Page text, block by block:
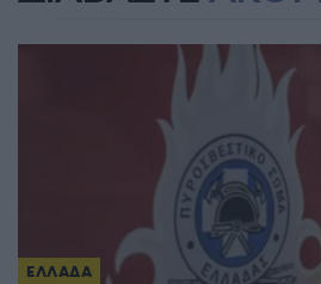
ΕΛΛΑΔΑ